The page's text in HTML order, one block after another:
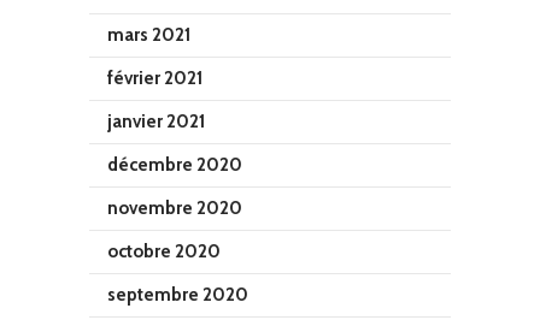
mars 2021
février 2021
janvier 2021
décembre 2020
novembre 2020
octobre 2020
septembre 2020